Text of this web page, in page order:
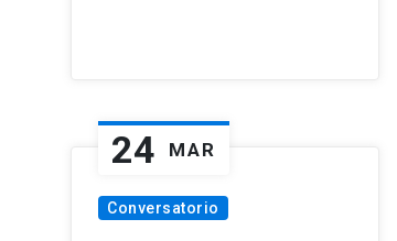
24 MAR
Conversatorio